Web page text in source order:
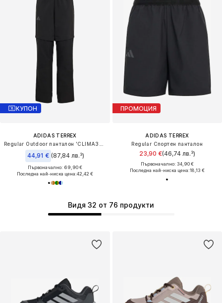
КУПОН
ADIDAS TERREX
44,91 € (87,84 лв.³)
Първоначално: 69,90 €
Последна най-ниска цена:42,42 €
ПРОМОЦИЯ
ADIDAS TERREX
Regular Спортен панталон
23,90 €(46,74 лв.³)
Първоначално: 34,90 €
Последна най-ниска цена:18,13 €
Видя 32 от 76 продукти